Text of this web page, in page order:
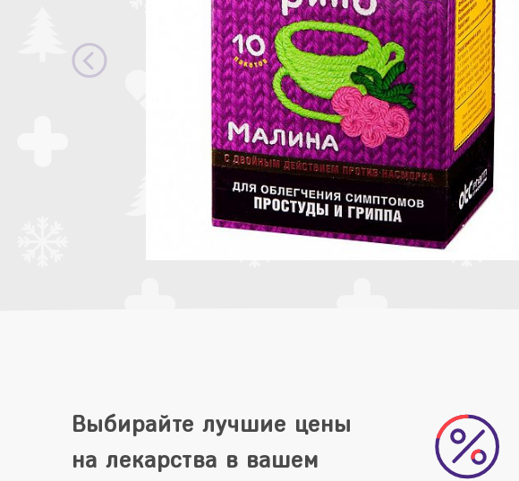
Выбирайте лучшие цены
на лекарства в вашем